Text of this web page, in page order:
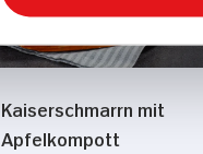
Kaiserschmarrn mit
Apfelkompott